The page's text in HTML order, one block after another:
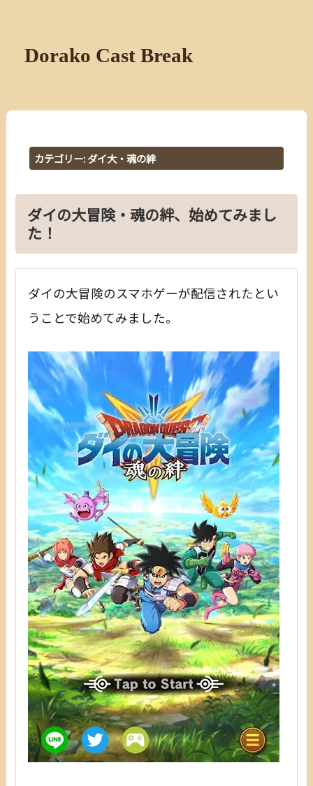
Dorako Cast Break
カテゴリー:ダイ大・魂の絆
ダイの大冒険・魂の絆、始めてみまし
た！
ダイの大冒険のスマホゲーが配信されたとい
うことで始めてみました。